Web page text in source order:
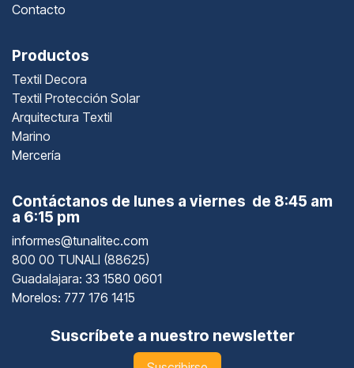
Contacto
Productos
Textil Decora
Textil Protección Solar
Arquitectura Textil
Marino
Mercería
Contáctanos de lunes a viernes de 8:45 am
a 6:15 pm
informes@tunalitec.com
800 00 TUNALI (88625)
Guadalajara: 33 1580 0601
Morelos: 777 176 1415
Suscríbete a nuestro newsletter